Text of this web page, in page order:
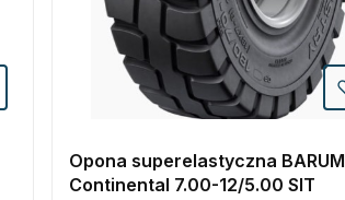
Opona superelastyczna BARUM
Continental 7.00-12/5.00 SIT